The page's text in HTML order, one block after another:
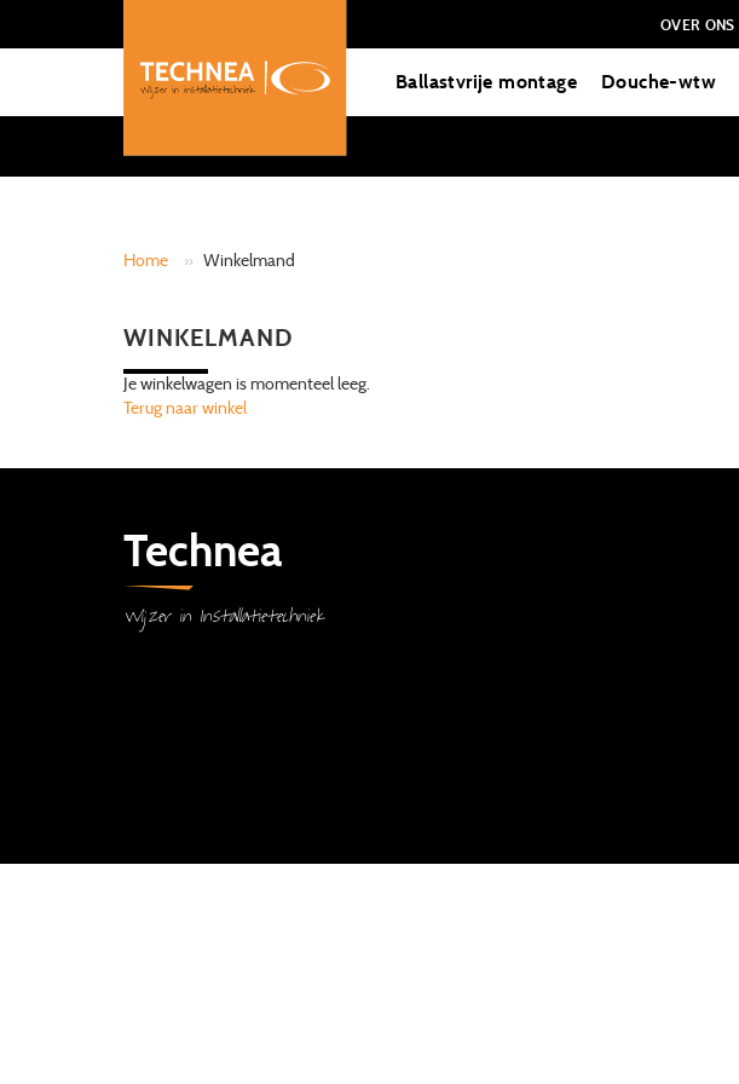
OVER ONS
Ballastvrije montage Douche-wtw
Home » Winkelmand
WINKELMAND
Je winkelwagen is momenteel leeg.
Terug naar winkel
Technea
Wijzer in Installatietechniek